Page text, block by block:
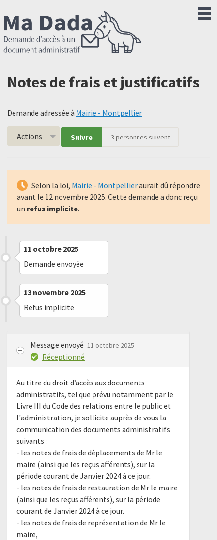
Notes de frais et justificatifs
Demande adressée à Mairie - Montpellier
Actions Suivre 3 personnes suivent
Selon la loi, Mairie - Montpellieraurait dû répondre
avant le 12 novembre 2025. Cette demande a donc reçu
un refus implicite.
11 octobre 2025
Demande envoyée
13 novembre 2025
Refus implicite
Message envoyé 11 octobre 2025
Réceptionné
Au titre du droit d’accès aux documents
administratifs, tel que prévu notamment par le
Livre III du Code des relations entre le public et
l'administration, je sollicite auprès de vous la
communication des documents administratifs
suivants :
- les notes de frais de déplacements de Mr le
maire (ainsi que les reçus afférents), sur la
période courant de Janvier 2024 à ce jour.
- les notes de frais de restauration de Mr le maire
(ainsi que les reçus afférents), sur la période
courant de Janvier 2024 à ce jour.
- les notes de frais de représentation de Mr le
maire,